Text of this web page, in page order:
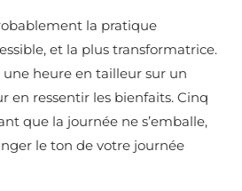
la pratique
et la plus transformatrice.
une heure en tailleur sur un
en ressentir les bienfaits. Cinq
que la journée ne s’emballe,
le ton de votre journée